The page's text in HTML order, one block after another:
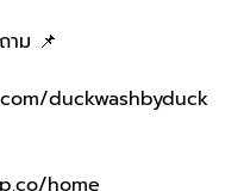
าม 📌
duckwashbyduck
home